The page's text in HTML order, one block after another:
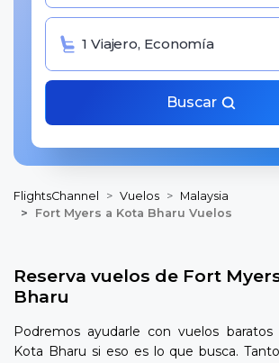
1 Viajero, Economía
Buscar
FlightsChannel Vuelos
Malaysia
Fort Myers a Kota Bharu Vuelos
Reserva vuelos de Fort
Bharu
Podremos ayudarle con vuelos
Kota Bharu si eso es lo que busca.